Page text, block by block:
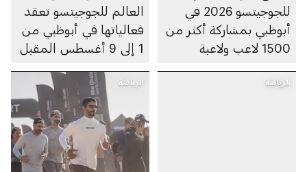
للجوجيتسو 2026 في
أبوظبي بمشاركة أكثر من
1500 لاعب ولاعبة
العالم للجوجيتسو تعقد
فعالياتها في أبوظبي من
1 إلى 9 أغسطس المقبل
الرياضة الرياضة